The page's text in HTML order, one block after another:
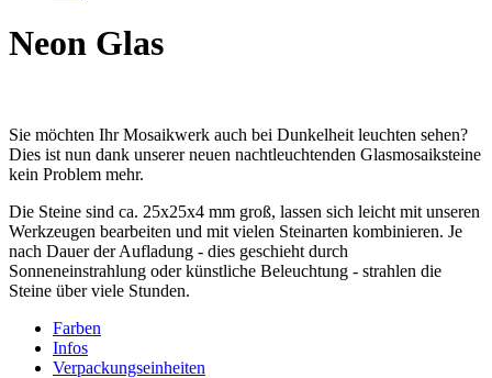
Neon Glas
Sie möchten Ihr Mosaikwerk auch bei Dunkelheit leuchten sehen?
Dies ist nun dank unserer neuen nachtleuchtenden Glasmosaiksteine
kein Problem mehr.
Die Steine sind ca. 25x25x4 mm groß, lassen sich leicht mit unseren
Werkzeugen bearbeiten und mit vielen Steinarten kombinieren. Je
nach Dauer der Aufladung - dies geschieht durch
Sonneneinstrahlung oder künstliche Beleuchtung - strahlen die
Steine über viele Stunden.
Farben
Infos
Verpackungseinheiten